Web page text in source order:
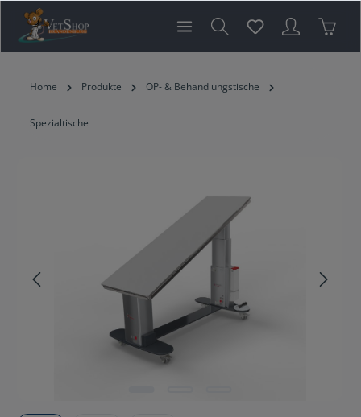
springen
Home Produkte OP- & Behandlungstische
Spezialtische